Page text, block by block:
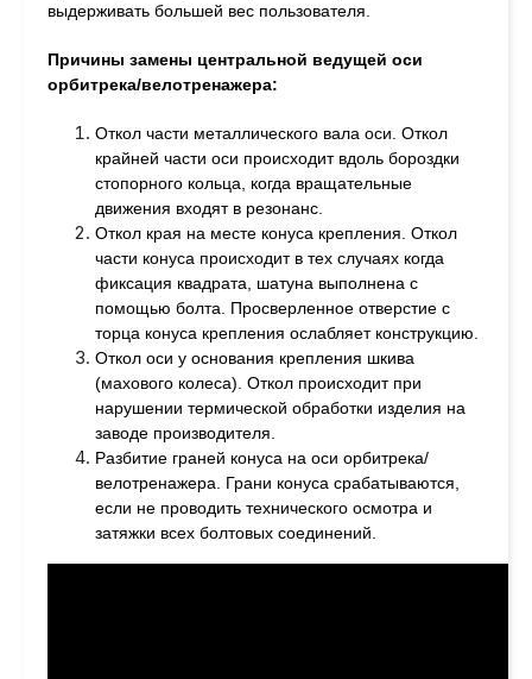
выдерживать большей вес пользователя.
Причины замены центральной ведущей оси
орбитрека/велотренажера:
Откол части металлического вала оси. Откол
крайней части оси происходит вдоль бороздки
стопорного кольца, когда вращательные
движения входят в резонанс.
Откол края на месте конуса крепления. Откол
части конуса происходит в тех случаях когда
фиксация квадрата, шатуна выполнена с
помощью болта. Просверленное отверстие с
торца конуса крепления ослабляет конструкцию.
Откол оси у основания крепления шкива
(махового колеса). Откол происходит при
нарушении термической обработки изделия на
заводе производителя.
Разбитие граней конуса на оси орбитрека/
велотренажера. Грани конуса срабатываются,
если не проводить технического осмотра и
затяжки всех болтовых соединений.